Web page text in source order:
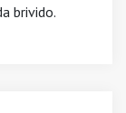
brivido.